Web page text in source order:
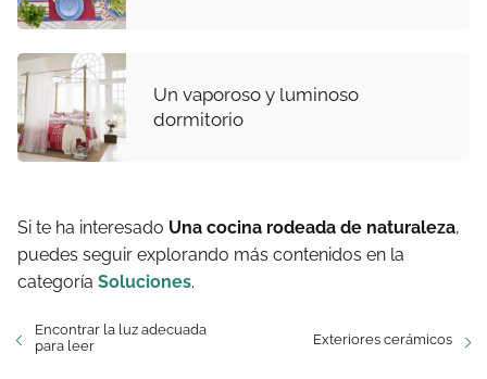
Un vaporoso y luminoso
dormitorio
Si te ha interesado Una cocina rodeada de naturaleza,
puedes seguir explorando más contenidos en la
categoría Soluciones.
Encontrar la luz adecuada
para leer
Exteriores cerámicos